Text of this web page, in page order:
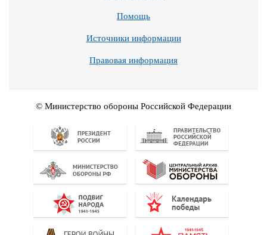
Помощь
Источники информации
Правовая информация
© Министерство обороны Российской Федерации